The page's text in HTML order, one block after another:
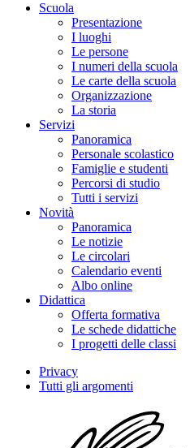
Scuola
Presentazione
I luoghi
Le persone
I numeri della scuola
Le carte della scuola
Organizzazione
La storia
Servizi
Panoramica
Personale scolastico
Famiglie e studenti
Percorsi di studio
Tutti i servizi
Novità
Panoramica
Le notizie
Le circolari
Calendario eventi
Albo online
Didattica
Offerta formativa
Le schede didattiche
I progetti delle classi
Privacy
Tutti gli argomenti